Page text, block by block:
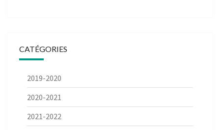
CATÉGORIES
2019-2020
2020-2021
2021-2022